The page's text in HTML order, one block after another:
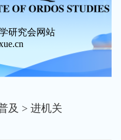
研究会网站
及 > 进机关